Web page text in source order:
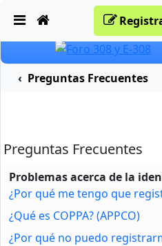
Preguntas Frecuentes
Preguntas Frecuentes
Problemas acerca de la
¿Por qué me tengo que
¿Qué es COPPA? (APPCO)
¿Por qué no puedo